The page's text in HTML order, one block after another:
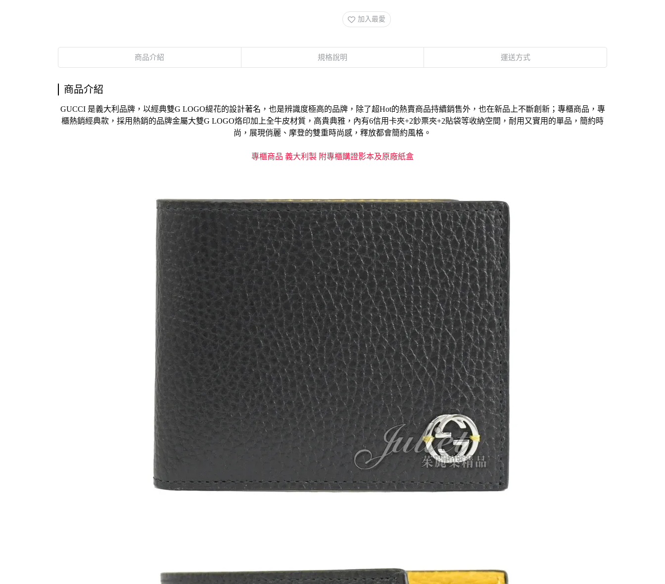
加入最愛
商品介紹 規格說明 運送方式
商品介紹
GUCCI 是義大利品牌，以經典雙G LOGO緹花的設計著名，也是辨識度極高的品牌，除了超Hot的熱賣商品持續銷售外，也在新品上不斷創新；專櫃商品， 專
櫃熱銷經典款 ，採用 熱銷的品牌金屬大雙G LOGO烙印加上全牛皮材質 ，高貴典雅， 內有6信用卡夾+2鈔票夾+2貼袋等收納空間， 耐用又實用的單品 ，簡約時
尚，展現俏麗、摩登的雙重時尚感 ，釋放都會簡約風格 。
專櫃商品 義大利製 附專櫃購證影本及原廠紙盒